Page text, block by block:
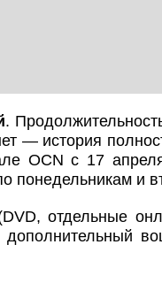
.
— история
OCN с 17
понедельникам и
отдельные